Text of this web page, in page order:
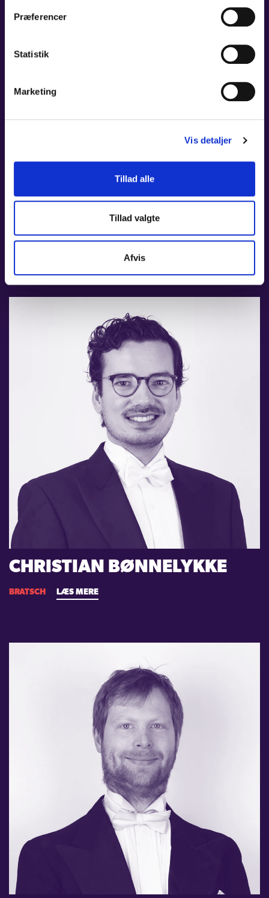
Præferencer
Statistik
Marketing
Vis detaljer
Tillad alle
Tillad valgte
Afvis
DOROTA KIJEWSKA
CHRISTIAN BØNNELYKKE
BRATSCH LÆS MERE